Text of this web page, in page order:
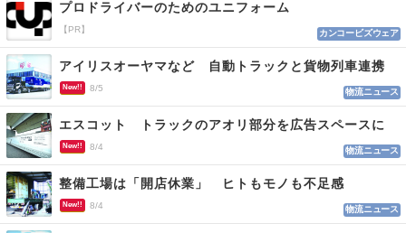
プロドライバーのためのユニフォーム
【PR】 カンコービズウェア
アイリスオーヤマなど 自動トラックと貨物列車連携
New!! 8/5 物流ニュース
エスコット トラックのアオリ部分を広告スペースに
New!! 8/4 物流ニュース
整備工場は「開店休業」 ヒトもモノも不足感
New!! 8/4 物流ニュース